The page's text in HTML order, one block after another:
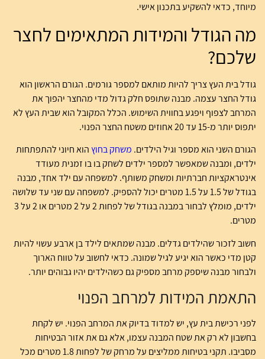
מיוחד, כדאי להשקיע בתכנון אישי.
מה הגודל והמידות המתאימים לחצר
שלכם?
גודל בית העץ צריך להיות מותאם למספר גורמים. הגורם הראשון הוא
גודל החצר עצמה. מבנה שתופס חלק גדול מדי מהחצר יהפוך את
המרחב לצפוף ויפגע בחווית השימוש. הכלל המקובל הוא שבית העץ לא
יתפוס יותר מ-15 עד 20 אחוזים משטח החצר הפנוי.
הגורם השני הוא מספר וגיל הילדים. משחק בחוץהוא חיוני להתפתחות
ילדים, ומבנה שמאפשר למספר ילדים לשחק בו בו זמנית מעודד
אינטראקציות חברתיות ומשחק משותף. למשפחה עם ילד אחד, מבנה
בגודל של 1.5 על 1.5 מטרים יכול להספיק. למשפחה עם שני עד שלושה
ילדים, מומלץ לבחור במבנה בגודל של לפחות 2 על 2 מטרים או 2 על 3
מטרים.
חשוב לזכור שהילדים גדלים. מבנה שמתאים לילד בן ארבע עשוי להיות
קטן מדי כאשר הוא יגיע לגיל שמונה. כדאי לחשוב על טווח הארוך
ולבחור מבנה שיספק מרחב מספיק גם כשהילדים יהיו גבוהים יותר.
התאמת המידות למרחב הפנוי
לפני רכישת בית עץ, יש למדוד בדיוק את המרחב הפנוי. יש לקחת
בחשבון לא רק את שטח המבנה עצמו, אלא גם את אזור הבטיחות
מסביבו. תקני בטיחות ממליצים על מרחק של לפחות 1.8 מטרים מכל